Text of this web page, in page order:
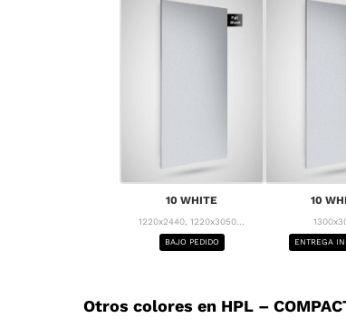
10 WHITE
1220x2440, 1220x3050...
BAJO PEDIDO
10
ENTREGA
Otros colores en HPL –